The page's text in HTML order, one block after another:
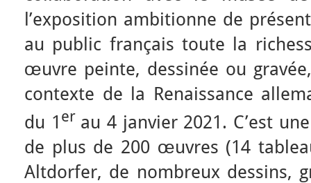
l’exposition ambitionne de
au public français toute la
œuvre peinte, dessinée ou
contexte de la Renaissance
du 1 er au 4 janvier 2021. C’est
de plus de 200 œuvres (14
Altdorfer, de nombreux dessins,